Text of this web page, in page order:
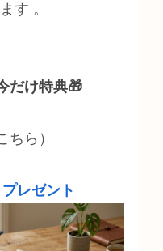
す 。
だけ特典🎁
ちら）
レゼント